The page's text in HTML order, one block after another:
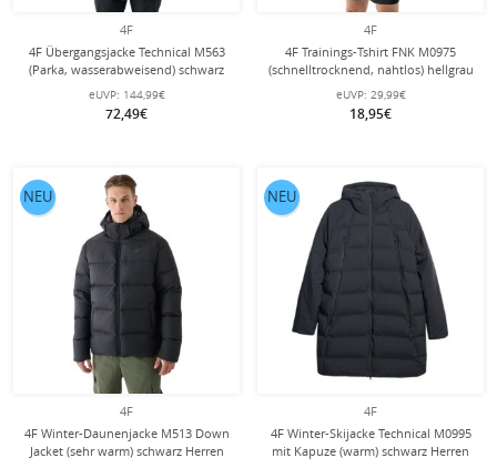
4F
4F Übergangsjacke Technical M563
(Parka, wasserabweisend) schwarz
Herren
eUVP: 144,99€
72,49€
4F
4F Trainings-Tshirt FNK M0975
(schnelltrocknend, nahtlos) hellgrau
Herren
eUVP: 29,99€
18,95€
4F
4F Winter-Daunenjacke M513 Down
Jacket (sehr warm) schwarz Herren
NEU
4F
4F Winter-Skijacke Technical M0995
mit Kapuze (warm) schwarz Herren
NEU